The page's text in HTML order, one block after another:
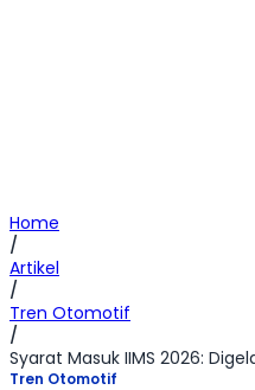
Home
/
Artikel
/
Tren Otomotif
/
Syarat Masuk IIMS 2026:
Tren Otomotif